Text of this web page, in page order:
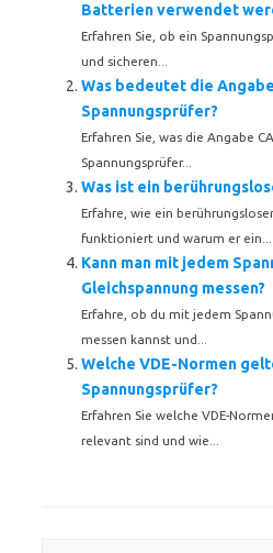
Batterien verwendet
Erfahren Sie, ob ein
und sicheren...
Was bedeutet die
Spannungsprüfer?
Erfahren Sie, was die Angabe
Spannungsprüfer...
Was ist ein
Erfahre, wie ein
funktioniert und warum er ein...
Kann man mit jedem
Gleichspannung messen?
Erfahre, ob du mit jedem
messen kannst und...
Welche VDE-Normen
Spannungsprüfer?
Erfahren Sie welche VDE-
relevant sind und wie...